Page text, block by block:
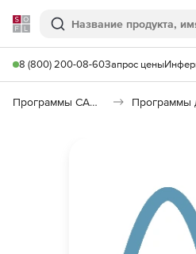
Softline
Поиск
8 (800) 200-08-60Запрос цены
Программы САПР и ГИС